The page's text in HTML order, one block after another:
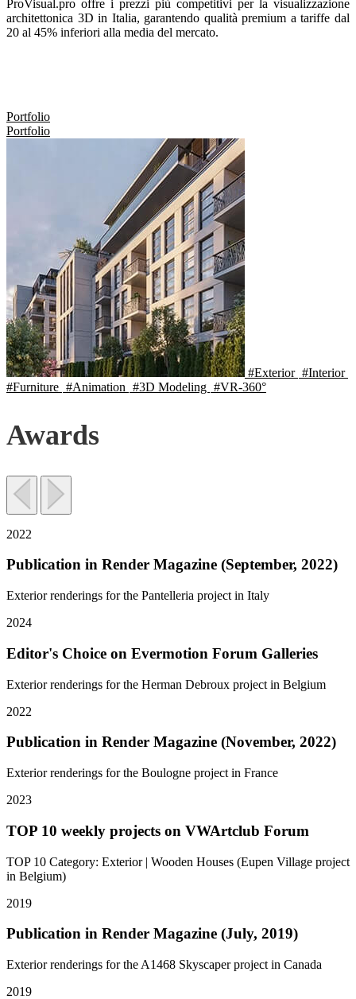
ProVisual.pro offre i prezzi più competitivi per la visualizzazione
architettonica 3D in Italia, garantendo qualità premium a tariffe dal
20 al 45% inferiori alla media del mercato.
Portfolio
Portfolio
#Exterior #Interior
#Furniture #Animation #3D Modeling #VR-360°
Awards
2022
Publication in Render Magazine (September, 2022)
Exterior renderings for the Pantelleria project in Italy
2024
Editor's Choice on Evermotion Forum Galleries
Exterior renderings for the Herman Debroux project in Belgium
2022
Publication in Render Magazine (November, 2022)
Exterior renderings for the Boulogne project in France
2023
TOP 10 weekly projects on VWArtclub Forum
TOP 10 Category: Exterior | Wooden Houses (Eupen Village project
in Belgium)
2019
Publication in Render Magazine (July, 2019)
Exterior renderings for the A1468 Skyscaper project in Canada
2019